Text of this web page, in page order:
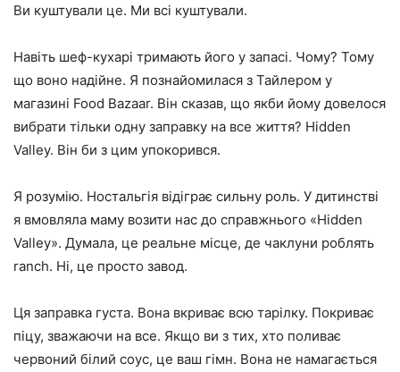
Ви куштували це. Ми всі куштували.
Навіть шеф-кухарі тримають його у запасі. Чому? Тому
що воно надійне. Я познайомилася з Тайлером у
магазині Food Bazaar. Він сказав, що якби йому довелося
вибрати тільки одну заправку на все життя? Hidden
Valley. Він би з цим упокорився.
Я розумію. Ностальгія відіграє сильну роль. У дитинстві
я вмовляла маму возити нас до справжнього «Hidden
Valley». Думала, це реальне місце, де чаклуни роблять
ranch. Ні, це просто завод.
Ця заправка густа. Вона вкриває всю тарілку. Покриває
піцу, зважаючи на все. Якщо ви з тих, хто поливає
червоний білий соус, це ваш гімн. Вона не намагається